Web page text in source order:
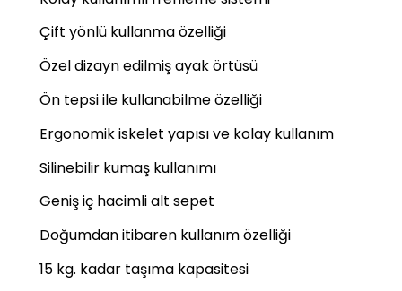
Çift yönlü kullanma özelliği
Özel dizayn edilmiş ayak örtüsü
Ön tepsi ile kullanabilme özelliği
Ergonomik iskelet yapısı ve kolay kullanım
Silinebilir kumaş kullanımı
Geniş iç hacimli alt sepet
Doğumdan itibaren kullanım özelliği
15 kg. kadar taşıma kapasitesi